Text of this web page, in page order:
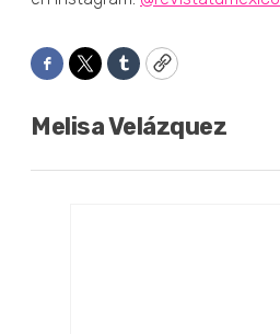
Facebook
TwitterTumblrCopy
Melisa Velázquez